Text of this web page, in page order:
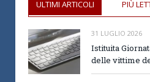
ULTIMI ARTICOLI PIÙ
31 LUGLIO 2026
Istituita
delle vittime